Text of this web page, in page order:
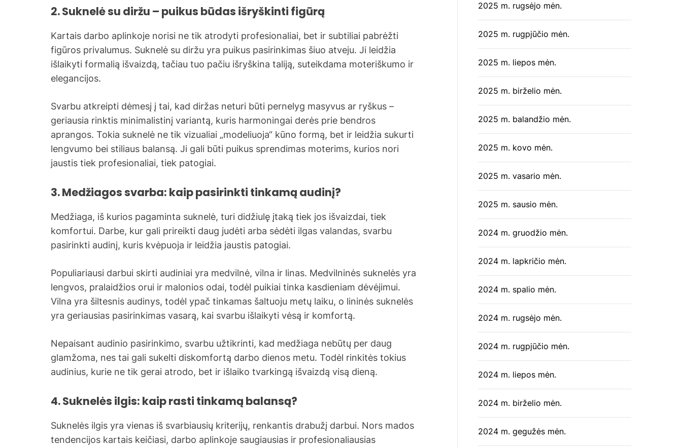
2. Suknelė su diržu – puikus būdas išryškinti figūrą
Kartais darbo aplinkoje norisi ne tik atrodyti profesionaliai, bet ir subtiliai pabrėžti
figūros privalumus. Suknelė su diržu yra puikus pasirinkimas šiuo atveju. Ji leidžia
išlaikyti formalią išvaizdą, tačiau tuo pačiu išryškina taliją, suteikdama moteriškumo ir
elegancijos.
Svarbu atkreipti dėmesį į tai, kad diržas neturi būti pernelyg masyvus ar ryškus –
geriausia rinktis minimalistinį variantą, kuris harmoningai derės prie bendros
aprangos. Tokia suknelė ne tik vizualiai „modeliuoja“ kūno formą, bet ir leidžia sukurti
lengvumo bei stiliaus balansą. Ji gali būti puikus sprendimas moterims, kurios nori
jaustis tiek profesionaliai, tiek patogiai.
3. Medžiagos svarba: kaip pasirinkti tinkamą audinį?
Medžiaga, iš kurios pagaminta suknelė, turi didžiulę įtaką tiek jos išvaizdai, tiek
komfortui. Darbe, kur gali prireikti daug judėti arba sėdėti ilgas valandas, svarbu
pasirinkti audinį, kuris kvėpuoja ir leidžia jaustis patogiai.
Populiariausi darbui skirti audiniai yra medvilnė, vilna ir linas. Medvilninės suknelės yra
lengvos, pralaidžios orui ir malonios odai, todėl puikiai tinka kasdieniam dėvėjimui.
Vilna yra šiltesnis audinys, todėl ypač tinkamas šaltuoju metų laiku, o lininės suknelės
yra geriausias pasirinkimas vasarą, kai svarbu išlaikyti vėsą ir komfortą.
Nepaisant audinio pasirinkimo, svarbu užtikrinti, kad medžiaga nebūtų per daug
glamžoma, nes tai gali sukelti diskomfortą darbo dienos metu. Todėl rinkitės tokius
audinius, kurie ne tik gerai atrodo, bet ir išlaiko tvarkingą išvaizdą visą dieną.
4. Suknelės ilgis: kaip rasti tinkamą balansą?
Suknelės ilgis yra vienas iš svarbiausių kriterijų, renkantis drabužį darbui. Nors mados
tendencijos kartais keičiasi, darbo aplinkoje saugiausias ir profesionaliausias
2025 m. rugsėjo mėn.
2025 m. rugpjūčio mėn.
2025 m. liepos mėn.
2025 m. birželio mėn.
2025 m. balandžio mėn.
2025 m. kovo mėn.
2025 m. vasario mėn.
2025 m. sausio mėn.
2024 m. gruodžio mėn.
2024 m. lapkričio mėn.
2024 m. spalio mėn.
2024 m. rugsėjo mėn.
2024 m. rugpjūčio mėn.
2024 m. liepos mėn.
2024 m. birželio mėn.
2024 m. gegužės mėn.